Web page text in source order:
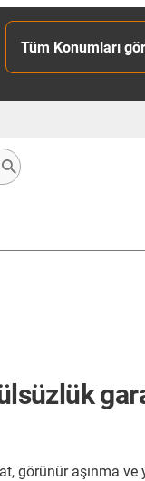
Tüm Konumları gör
görünür aşınma ve